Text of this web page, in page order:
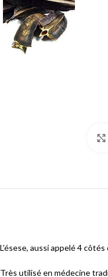
L’ésese, aussi appelé 4
Très utilisé en médecine